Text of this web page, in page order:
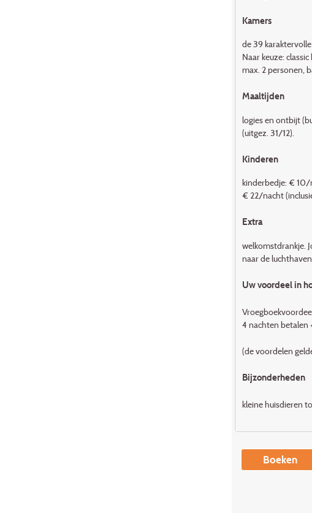
Kamers
de 39
Naar keuze:
max. 2 personen,
Maaltijden
logies en ontbijt
(uitgez. 31/12).
Kinderen
kinderbedje: € 10/
€ 22/nacht
Extra
welkomstdrankje.
naar de luchthaven
Uw voordeel in
4 nachten betalen
(de voordelen
Bijzonderheden
kleine huisdieren
Boeken